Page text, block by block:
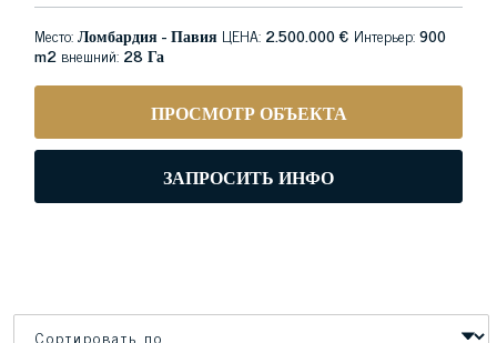
Место:Ломбардия - Павия ЦЕНА: 2.500.000 € Интерьер:900
m2 внешний: 28 Га
ПРОСМОТР ОБЪЕКТА
ЗАПРОСИТЬ ИНФО